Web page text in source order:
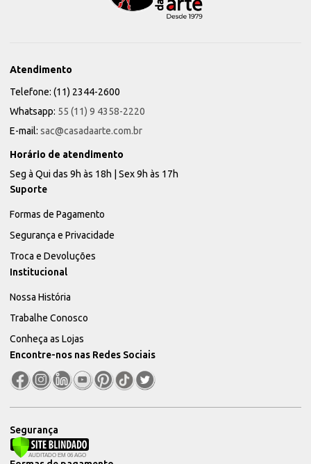
Atendimento
Telefone: (11) 2344-2600
Whatsapp: 55 (11) 9 4358-2220
E-mail: sac@casadaarte.com.br
Horário de atendimento
Seg à Qui das 9h às 18h | Sex 9h às 17h
Suporte
Formas de Pagamento
Segurança e Privacidade
Troca e Devoluções
Institucional
Nossa História
Trabalhe Conosco
Conheça as Lojas
Encontre-nos nas Redes Sociais
Segurança